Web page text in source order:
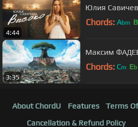
4:44
Юлия
Chords: Abm B
3:35
Максим
Chords: Cm Eb
About ChordU Features Terms
Cancellation & Refund Policy